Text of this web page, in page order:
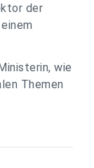
der
wie
Themen